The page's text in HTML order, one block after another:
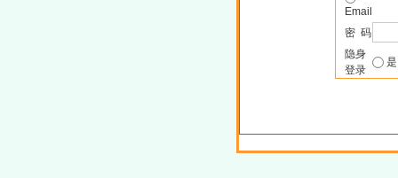
Email
密 码
隐身
登录